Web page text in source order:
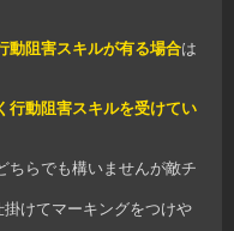
動阻害スキルが有る場合は
行動阻害スキルを受けてい
ちらでも構いませんが敵チ
掛けてマーキングをつけや